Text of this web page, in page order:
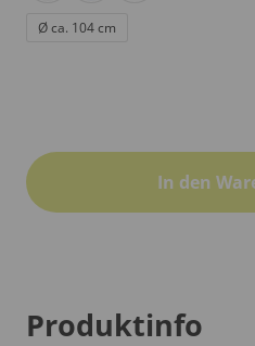
Ø ca. 104 cm
In den
Produktinfo